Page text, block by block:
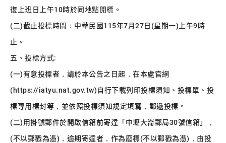
復上班日上午10時於同地點開標。
(二)截止投標時間：中華民國115年7月27日(星期一)上午9時
止。
五、投標方式:
(一)有意投標者，請於本公告之日起，在本處官網
(https://iatyu.nat.gov.tw)自行下載列印投標須知、投標單、投
標專用標封等，並依照投標須知規定填寫，郵遞投標。
(二)用掛號郵件於開啟信箱前寄達「中壢大崙郵局30號信箱」，
(不以郵戳為憑)，逾期寄達者，作為廢標(不以郵戳為憑)，由投